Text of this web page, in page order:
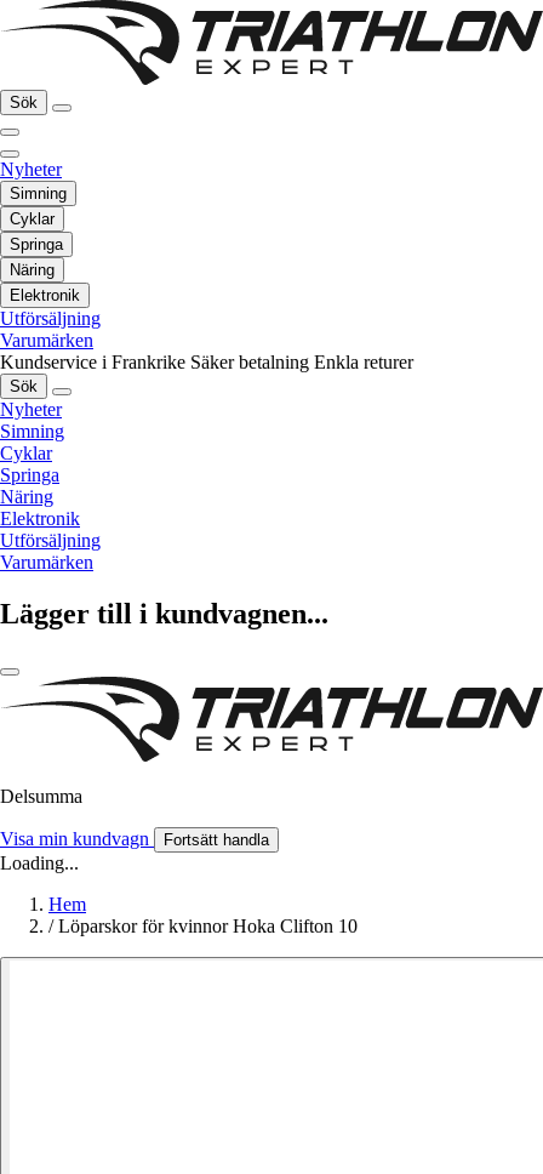
Sök
Nyheter
Simning
Cyklar
Springa
Näring
Elektronik
Utförsäljning
Varumärken
Kundservice i Frankrike Säker betalning Enkla returer
Sök
Nyheter
Simning
Cyklar
Springa
Näring
Elektronik
Utförsäljning
Varumärken
Lägger till i kundvagnen...
Delsumma
Visa min kundvagn Fortsätt handla
Loading...
Hem
/ Löparskor för kvinnor Hoka Clifton 10